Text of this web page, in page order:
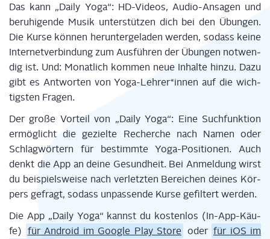
Das kann „Dai­ly Yoga“: HD-Vide­os, Audio-Ansa­gen und
beru­hi­gen­de Musik unter­stüt­zen dich bei den Übun­gen.
Die Kur­se kön­nen her­un­ter­ge­la­den wer­den, sodass kei­ne
Inter­net­ver­bin­dung zum Aus­füh­ren der Übun­gen not­wen­
dig ist. Und: Monat­lich kom­men neue Inhal­te hin­zu. Dazu
gibt es Ant­wor­ten vonYoga-Leh­rer*innen auf die wich­
tigs­ten Fragen.
Der gro­ße Vor­teil von „Dai­ly Yoga“: Eine Such­funk­ti­on
ermög­licht die geziel­te Recher­che nach Namen oder
Schlag­wör­tern für bestimm­te Yoga-Posi­tio­nen. Auch
denkt die App an dei­ne Gesund­heit. Bei Anmel­dung wirst
du bei­spiels­wei­se nach ver­letz­ten Berei­chen dei­nes Kör­
pers gefragt, sodass unpas­sen­de Kur­se gefil­tert werden.
Die App „Dai­ly Yoga“ kannst du kos­ten­los (In-App-Käu­
fe) für Android im Goog­le Play Store oder für iOS im